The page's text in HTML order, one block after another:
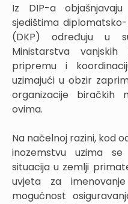
Iz DIP-a
sjedištima
(DKP) određuju u
Ministarstva
pripremu i
uzimajući u obzir
organizacije biračkih
ovima.
Na načelnoj razini, kod
inozemstvu uzima
situacija u zemlji
uvjeta za
mogućnost